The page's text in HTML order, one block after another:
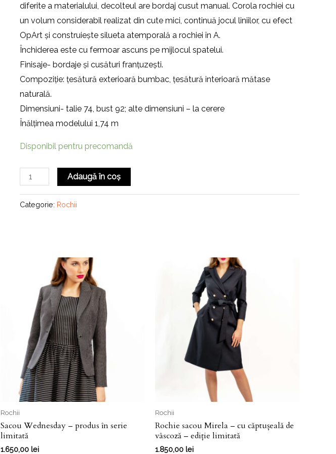
diferite a materialului, decolteul are bordaj cusut manual. Corola rochiei cu
un volum considerabil realizat din cute mici, continuă jocul liniilor, cu efect
OpArt și construiește silueta atemporală a rochiei în A.
Închiderea este cu fermoar ascuns pe mijlocul spatelui.
Finisaje- bordaje și cusături franțuzești.
Compoziție: țesătură exterioară bumbac, țesătură interioară mătase
naturală.
Dimensiuni- talie 74, bust 92; alte dimensiuni – la cerere
Înălțimea modelului 1,74 m
Disponibil pentru precomandă
Cantitate
Wednesday
Adaugă în coș
Categorie: Rochii
Rochii
Sacou Wednesday – produs în serie
limitată
1.650,00 lei
Rochii
Rochie sacou Mirela – cu căptușeală de
vâscoză – ediție limitată
1.850,00 lei